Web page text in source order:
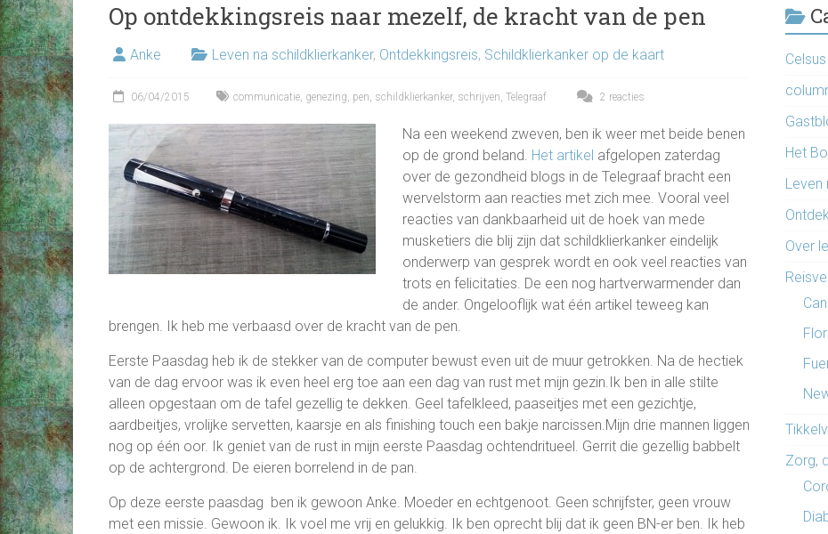
Op ontdekkingsreis naar mezelf, de kracht van de pen
Anke Leven na schildklierkanker, Ontdekkingsreis, Schildklierkanker op de kaart
06/04/2015 communicatie, genezing, pen, schildklierkanker, schrijven, Telegraaf 2 reacties
Na een weekend zweven, ben ik weer met beide benen
op de grond beland. Het artikel afgelopen zaterdag
over de gezondheid blogs in de Telegraaf bracht een
wervelstorm aan reacties met zich mee. Vooral veel
reacties van dankbaarheid uit de hoek van mede
musketiers die blij zijn dat schildklierkanker eindelijk
onderwerp van gesprek wordt en ook veel reacties van
trots en felicitaties. De een nog hartverwarmender dan
de ander. Ongelooflijk wat één artikel teweeg kan
brengen. Ik heb me verbaasd over de kracht van de pen.
Eerste Paasdag heb ik de stekker van de computer bewust even uit de muur getrokken. Na de hectiek
van de dag ervoor was ik even heel erg toe aan een dag van rust met mijn gezin.Ik ben in alle stilte
alleen opgestaan om de tafel gezellig te dekken. Geel tafelkleed, paaseitjes met een gezichtje,
aardbeitjes, vrolijke servetten, kaarsje en als finishing touch een bakje narcissen.Mijn drie mannen liggen
nog op één oor. Ik geniet van de rust in mijn eerste Paasdag ochtendritueel. Gerrit die gezellig babbelt
op de achtergrond. De eieren borrelend in de pan.
Op deze eerste paasdag ben ik gewoon Anke. Moeder en echtgenoot. Geen schrijfster, geen vrouw
met een missie. Gewoon ik. Ik voel me vrij en gelukkig. Ik ben oprecht blij dat ik geen BN-er ben. Ik heb
Celsus
Het
Leven
Over
Zorg,